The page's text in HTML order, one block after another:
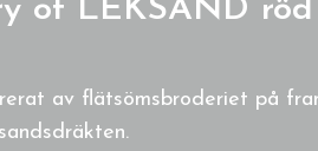
of LEKSAND
av flätsömsbroderiet på